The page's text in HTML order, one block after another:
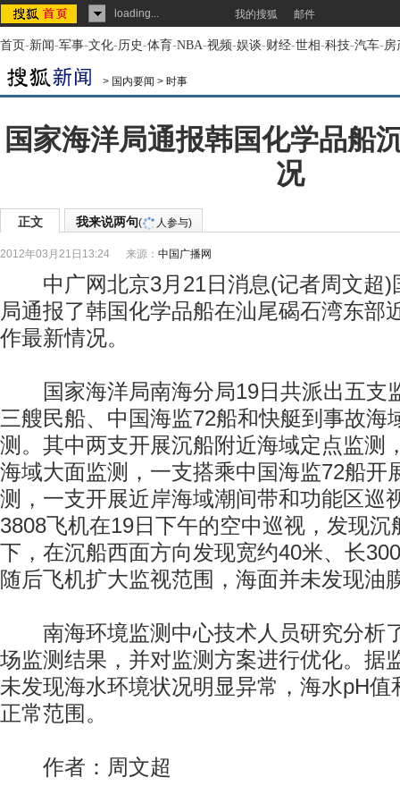
loading... 我的搜狐 邮件
首页-新闻-军事-文化-历史-体育-NBA-视频-娱谈-财经-世相-科技-汽车-房
> 国内要闻 > 时事
国家海洋局通报韩国化学品船
况
正文 我来说两句( 人参与)
2012年03月21日13:24 来源： 中国广播网
中广网北京3月21日消息(记者周文超)
局通报了韩国化学品船在汕尾碣石湾东部
作最新情况。
国家海洋局南海分局19日共派出五支
三艘民船、中国海监72船和快艇到事故海
测。其中两支开展沉船附近海域定点监测
海域大面监测，一支搭乘中国海监72船开
测，一支开展近岸海域潮间带和功能区巡
3808飞机在19日下午的空中巡视，发现沉
下，在沉船西面方向发现宽约40米、长
随后飞机扩大监视范围，海面并未发现油
南海环境监测中心技术人员研究分析
场监测结果，并对监测方案进行优化。据
未发现海水环境状况明显异常，海水pH值
正常范围。
作者：周文超